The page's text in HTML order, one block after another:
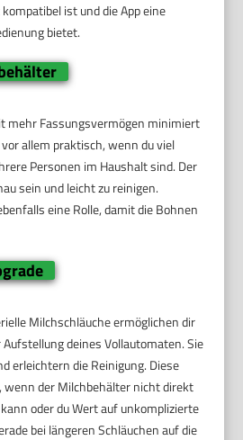
ist und die App eine
bietet.
mehr Fassungsvermögen minimiert
allem praktisch, wenn du viel
Personen im Haushalt sind. Der
sein und leicht zu reinigen.
eine Rolle, damit die Bohnen
Milchschläuche ermöglichen dir
deines Vollautomaten. Sie
erleichtern die Reinigung. Diese
der Milchbehälter nicht direkt
oder du Wert auf unkomplizierte
bei längeren Schläuchen auf die